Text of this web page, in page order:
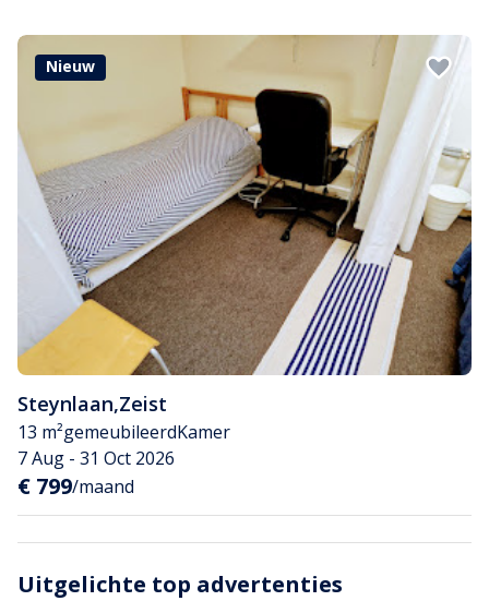
Nieuw
Steynlaan,Zeist
13 m²gemeubileerdKamer
7 Aug - 31 Oct 2026
€ 799/maand
Uitgelichte top advertenties